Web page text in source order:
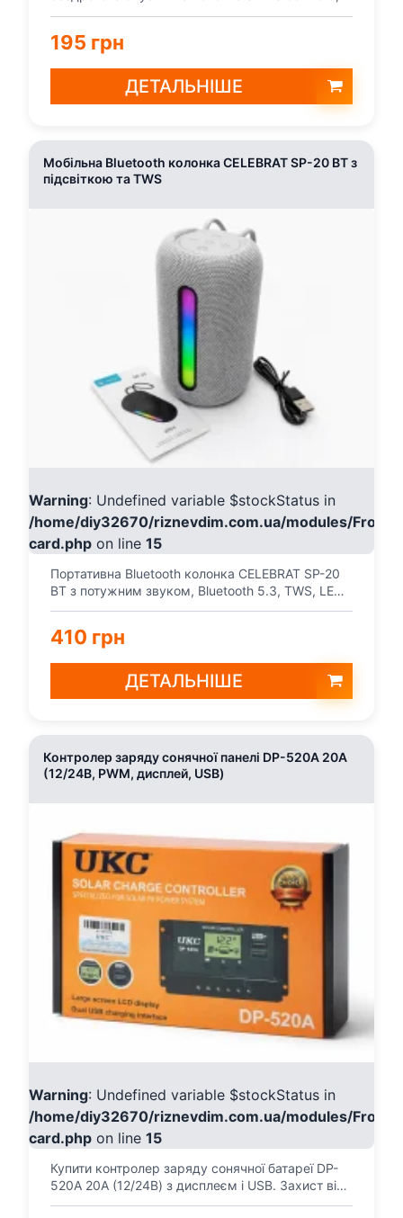
195 грн
ДЕТАЛЬНІШЕ
Мобільна Bluetooth колонка CELEBRAT SP-20 BT з
підсвіткою та TWS
Warning: Undefined variable $stockStatus in
/home/diy32670/riznevdim.com.ua/modules/
card.php on line 15
Портативна Bluetooth колонка CELEBRAT SP-20
BT з потужним звуком, Bluetooth 5.3, TWS, LED-
підсвіткою...
410 грн
ДЕТАЛЬНІШЕ
Контролер заряду сонячної панелі DP-520A 20A
(12/24В, PWM, дисплей, USB)
Warning: Undefined variable $stockStatus in
/home/diy32670/riznevdim.com.ua/modules/
card.php on line 15
Купити контролер заряду сонячної батареї DP-
520A 20A (12/24В) з дисплеєм і USB. Захист від
перезаряд...